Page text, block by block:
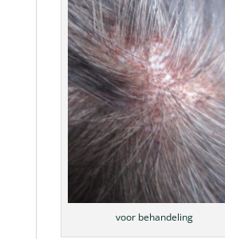
voor behandeling